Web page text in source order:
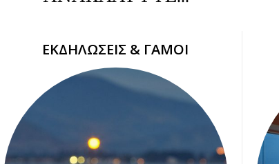
ΕΚΔΗΛΩΣΕΙΣ & ΓΑΜΟΙ